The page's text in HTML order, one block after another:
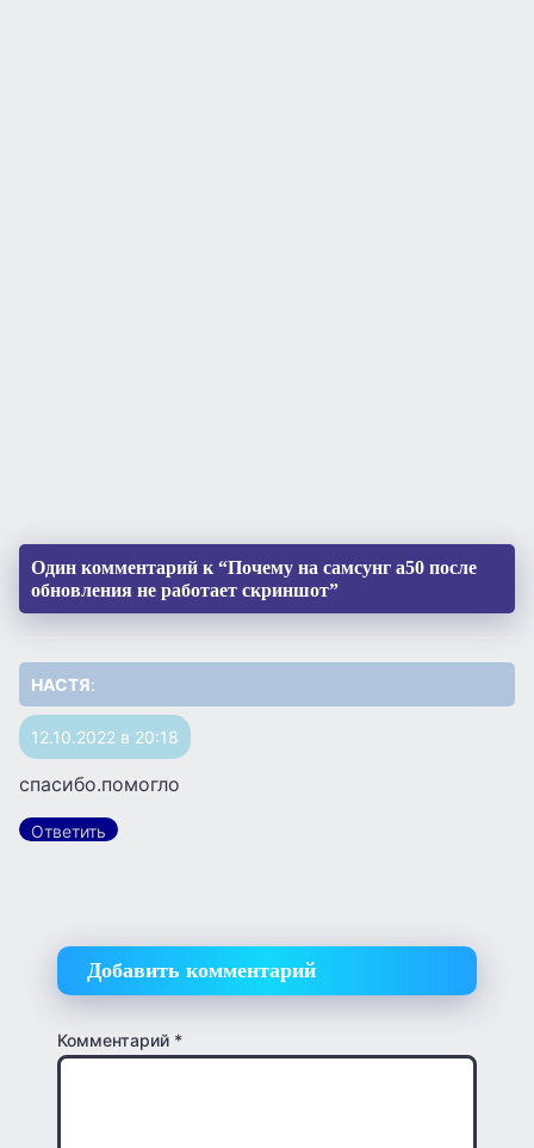
Один комментарий к “Почему на самсунг а50 после
обновления не работает скриншот”
НАСТЯ:
12.10.2022 в 20:18
спасибо.помогло
Ответить
Добавить комментарий
Комментарий *